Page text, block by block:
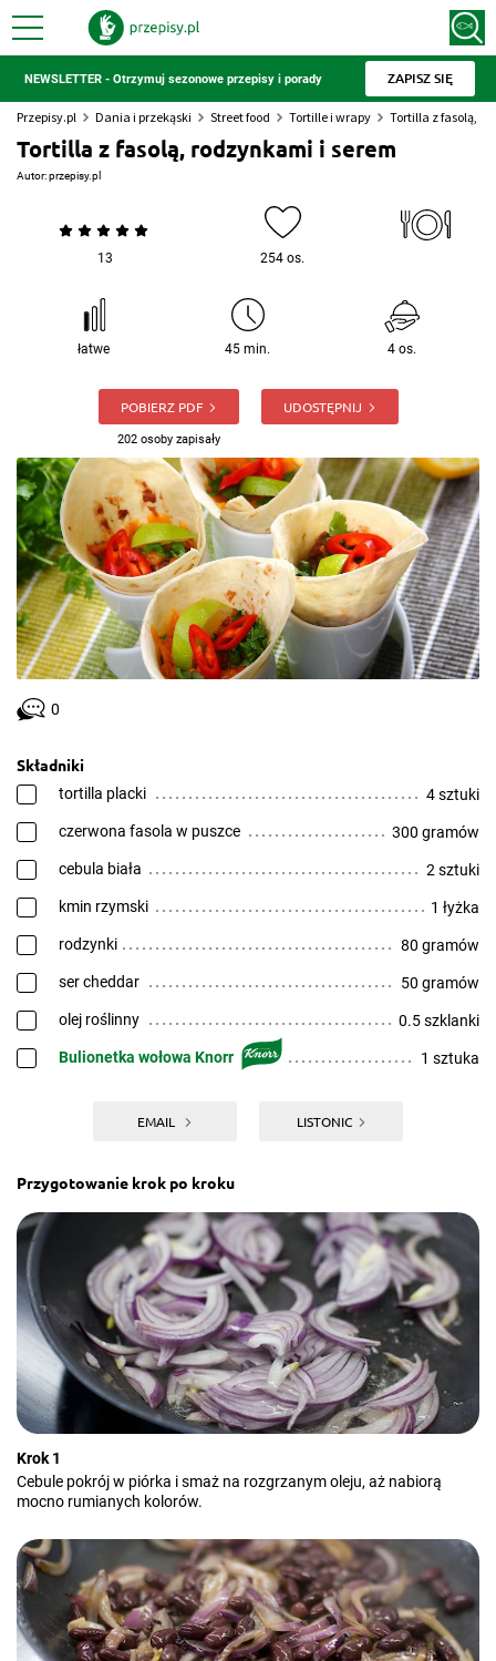
NEWSLETTER - Otrzymuj sezonowe przepisy i porady ZAPISZ SIĘ
Przepisy.pl Dania i przekąski Street food Tortille i wrapy Tortilla z fasolą,
Tortilla z fasolą, rodzynkami i serem
Autor:przepisy.pl
13 254 os.
łatwe 45 min. 4 os.
POBIERZ PDF
202 osoby zapisały
UDOSTĘPNIJ
0
Składniki
tortilla placki 4 sztuki
czerwona fasola w puszce 300 gramów
cebula biała 2 sztuki
kmin rzymski 1 łyżka
rodzynki 80 gramów
ser cheddar 50 gramów
olej roślinny 0.5 szklanki
Bulionetka wołowa Knorr 1 sztuka
EMAIL LISTONIC
Przygotowanie krok po kroku
Krok 1
Cebule pokrój w piórka i smaż na rozgrzanym oleju, aż nabiorą
mocno rumianych kolorów.